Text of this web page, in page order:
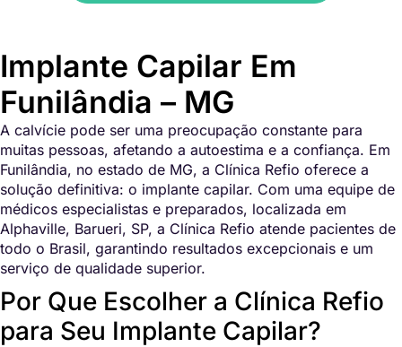
Implante Capilar Em
Funilândia – MG
A calvície pode ser uma preocupação constante para
muitas pessoas, afetando a autoestima e a confiança. Em
Funilândia, no estado de MG, a Clínica Refio oferece a
solução definitiva: o implante capilar. Com uma equipe de
médicos especialistas e preparados, localizada em
Alphaville, Barueri, SP, a Clínica Refio atende pacientes de
todo o Brasil, garantindo resultados excepcionais e um
serviço de qualidade superior.
Por Que Escolher a Clínica Refio
para Seu Implante Capilar?